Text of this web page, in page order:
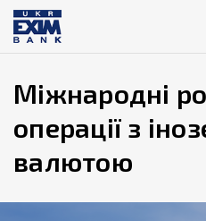
Міжнародні
операції з
валютою